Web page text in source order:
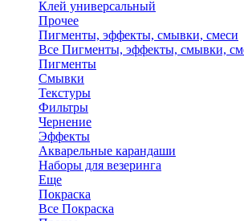
Клей универсальный
Прочее
Пигменты, эффекты, смывки, смеси
Все Пигменты, эффекты, смывки,
Пигменты
Смывки
Текстуры
Фильтры
Чернение
Эффекты
Акварельные карандаши
Наборы для везеринга
Еще
Покраска
Все Покраска